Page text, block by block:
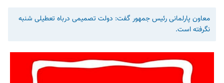
معاون پارلمانی رئیس جمهور گفت: دولت تصمیمی درباه تعطیلی شنبه
نگرفته است.